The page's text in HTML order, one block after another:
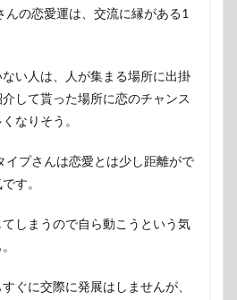
んの恋愛運は、交流に縁がある1
い人は、人が集まる場所に出掛
して貰った場所に恋のチャンス
なりそう。
イプさんは恋愛とは少し距離がで
す。
しまうので自ら動こうという気
ぐに交際に発展はしませんが、